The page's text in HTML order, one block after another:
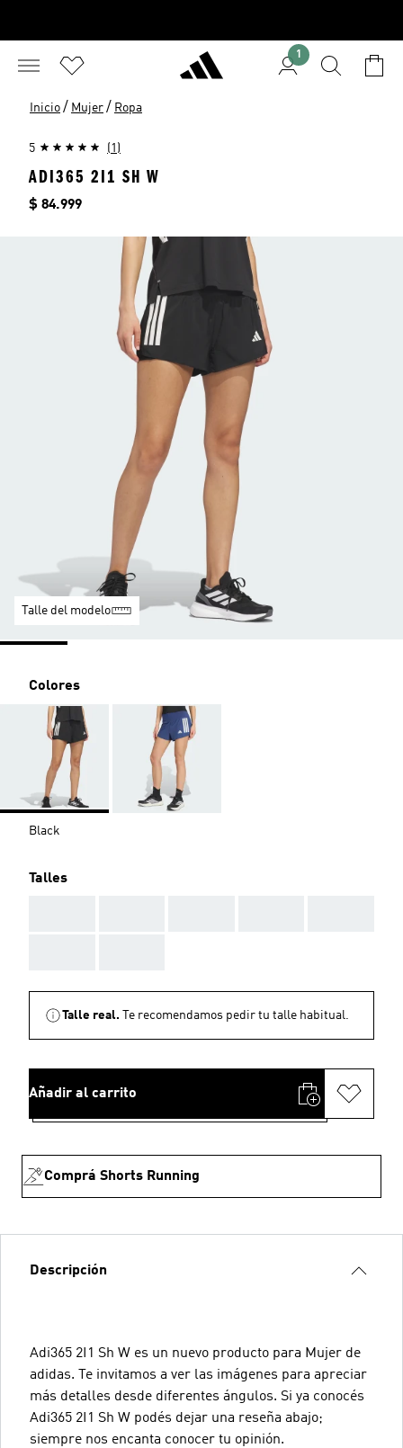
1
Inicio / Mujer / Ropa
5 (1)
ADI365 2I1 SH W
Precio
$ 84.999
Talle del modelo
Colores
Black
Talles
Talle real. Te recomendamos pedir tu talle habitual.
Añadir al carrito
Comprá Shorts Running
Descripción
Adi365 2I1 Sh W es un nuevo producto para Mujer de
adidas. Te invitamos a ver las imágenes para apreciar
más detalles desde diferentes ángulos. Si ya conocés
Adi365 2I1 Sh W podés dejar una reseña abajo;
siempre nos encanta conocer tu opinión.